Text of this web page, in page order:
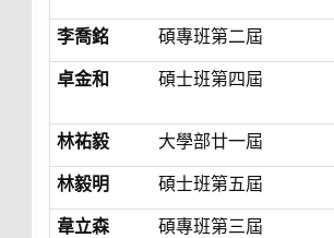
李喬銘 碩專班第二屆
卓金和 碩士班第四屆
林祐毅
大學部廿一屆
林毅明 碩士班第五屆
韋立森 碩專班第三屆